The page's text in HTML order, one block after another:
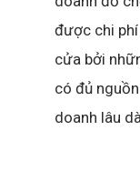
được chi
cửa bởi
có đủ
doanh lâu